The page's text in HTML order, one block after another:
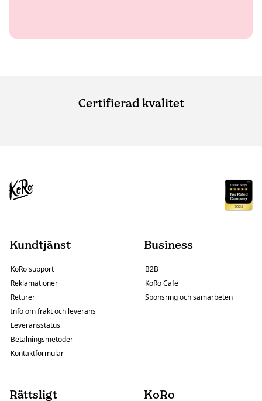
Certifierad kvalitet
Kundtjänst
KoRo support
Reklamationer
Returer
Info om frakt och leverans
Leveransstatus
Betalningsmetoder
Kontaktformulär
Business
B2B
KoRo Cafe
Sponsring och samarbeten
Rättsligt KoRo